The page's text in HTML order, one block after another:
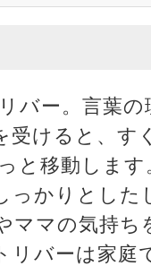
バー。言葉の
受けると、す
と移動します
っかりとした
ママの気持ち
リバーは家庭